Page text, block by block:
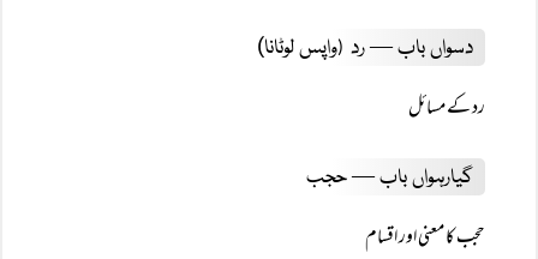
دسواں باب — رد (واپس لوٹانا)
رد کے مسائل
گیارہواں باب — حجب
حجب کا معنی اور اقسام